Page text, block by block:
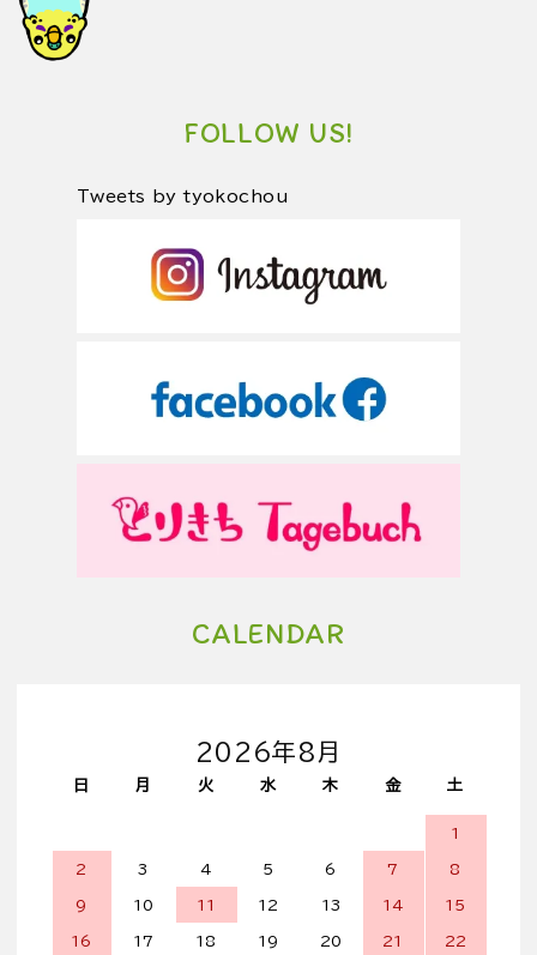
FOLLOW US!
Tweets by tyokochou
CALENDAR
2026年8月
日 月 火 水 木 金 土
1
2 3 4 5 6 7 8
9 10 11 12 13 14 15
16 17 18 19 20 21 22